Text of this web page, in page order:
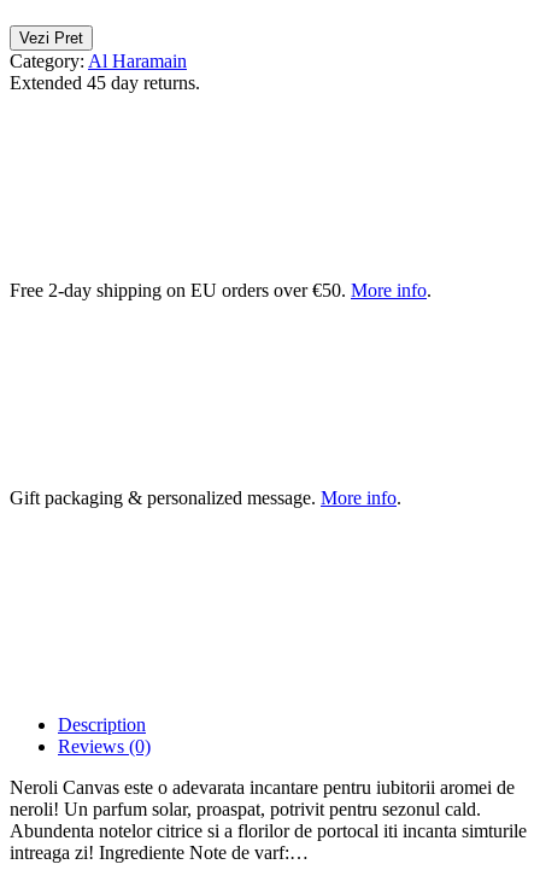
Vezi Pret
Category: Al Haramain
Extended 45 day returns.
Free 2-day shipping on EU orders over €50. More info.
Gift packaging & personalized message. More info.
Description
Reviews (0)
Neroli Canvas este o adevarata incantare pentru iubitorii aromei de
neroli! Un parfum solar, proaspat, potrivit pentru sezonul cald.
Abundenta notelor citrice si a florilor de portocal iti incanta simturile
intreaga zi! Ingrediente Note de varf:…